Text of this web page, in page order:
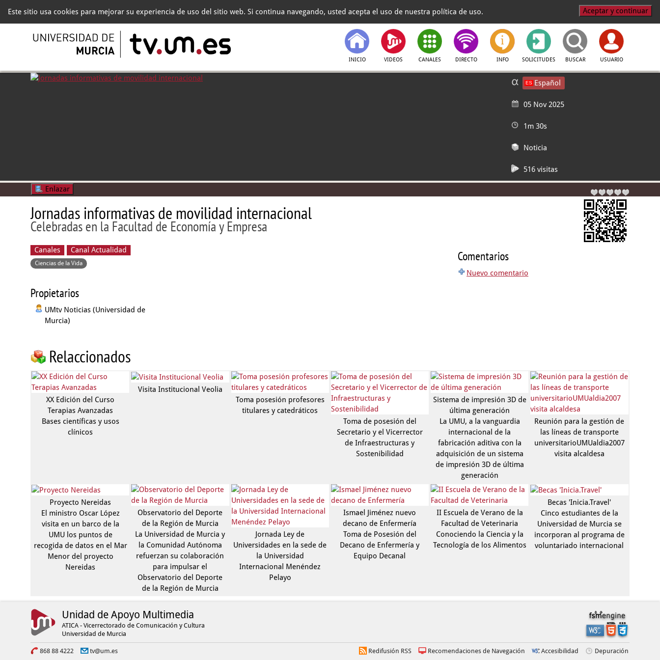
Este sitio usa cookies para mejorar su experiencia de uso del sitio web. Si continua navegando, usted acepta el uso de nuestra política de uso. Aceptar y continuar
INICIO VIDEOS CANALES DIRECTO INFO SOLICITUDES BUSCAR USUARIO
Español
05 Nov 2025
1m 30s
Noticia
516 visitas
Enlazar
Jornadas informativas de movilidad internacional
Celebradas en la Facultad de Economía y Empresa
Canales Canal Actualidad
Ciencias de la Vida
Propietarios
UMtv Noticias (Universidad de
Murcia)
Comentarios
Nuevo comentario
Relaccionados
XX Edición del Curso
Terapias Avanzadas
Bases científicas y usos
clínicos
Visita Institucional Veolia
Toma posesión profesores
titulares y catedráticos
Toma de posesión del
Secretario y el Vicerrector
de Infraestructuras y
Sostenibilidad
Sistema de impresión 3D de
última generación
La UMU, a la vanguardia
internacional de la
fabricación aditiva con la
adquisición de un sistema
de impresión 3D de última
generación
Reunión para la gestión de
las líneas de transporte
universitarioUMUaldia2007
visita alcaldesa
Proyecto Nereidas
El ministro Oscar López
visita en un barco de la
UMU los puntos de
recogida de datos en el Mar
Menor del proyecto
Nereidas
Observatorio del Deporte
de la Región de Murcia
La Universidad de Murcia y
la Comunidad Autónoma
refuerzan su colaboración
para impulsar el
Observatorio del Deporte
de la Región de Murcia
Jornada Ley de
Universidades en la sede de
la Universidad
Internacional Menéndez
Pelayo
Ismael Jiménez nuevo
decano de Enfermería
Toma de Posesión del
Decano de Enfermería y
Equipo Decanal
II Escuela de Verano de la
Facultad de Veterinaria
Conociendo la Ciencia y la
Tecnología de los Alimentos
Becas 'Inicia.Travel'
Cinco estudiantes de la
Universidad de Murcia se
incorporan al programa de
voluntariado internacional
Unidad de Apoyo Multimedia
ATICA - Vicerrectorado de Comunicación y Cultura
Universidad de Murcia
868 88 4222 tv@um.es Redifusión RSS Recomendaciones de Navegación Accesibilidad Depuración